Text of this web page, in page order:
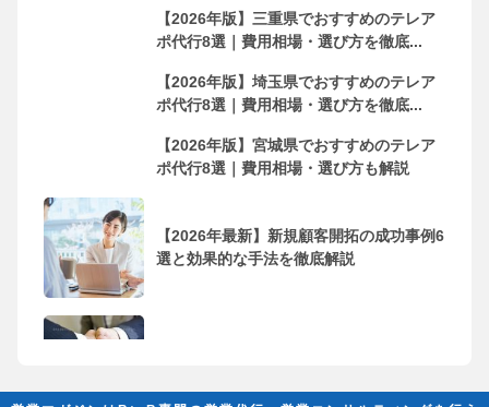
【2026年版】三重県でおすすめのテレア
ポ代行8選｜費用相場・選び方を徹底...
【2026年版】埼玉県でおすすめのテレア
ポ代行8選｜費用相場・選び方を徹底...
【2026年版】宮城県でおすすめのテレア
ポ代行8選｜費用相場・選び方も解説
【2026年最新】新規顧客開拓の成功事例6
選と効果的な手法を徹底解説